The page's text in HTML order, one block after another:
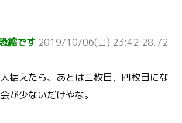
縮です 2019/10/06(日) 23:42:28.72
据えたら、あとは三枚目，四枚目にな
が少ないだけやな。